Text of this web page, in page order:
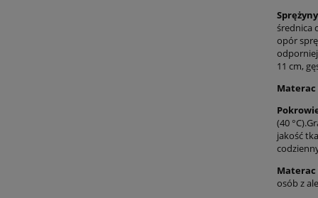
średnica
opór
11 cm,
(40
jakość
Materac
osób z